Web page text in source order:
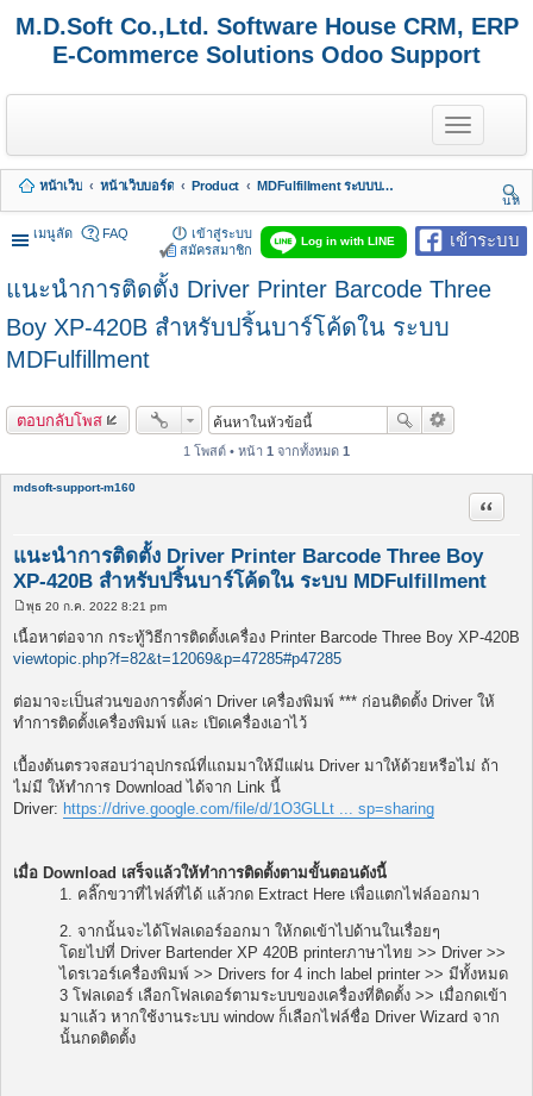
M.D.Soft Co.,Ltd. Software House CRM, ERP
E-Commerce Solutions Odoo Support
T
o
g
e
n
a
i
g
หน้าเว็บ หน้าเว็บบอร์ด Product
MDFulfillment ระบบบริการงานเก็บ แพค ส่ง
นห
า
เมนูลัด
เข้าระบบ
Log in with LINE
FAQ
เข้าสู่ระบบ
สมัครสมาชิก
แนะนำการติดตั้ง Driver Printer Barcode Three
Boy XP-420B สำหรับปริ้นบาร์โค้ดใน ระบบ
MDFulfillment
ตอบกลับโพส
1 โพสต์ • หน้า 1 จากทั้งหมด 1
mdsoft-support-m160
แนะนำการติดตั้ง Driver Printer Barcode Three Boy
XP-420B สำหรับปริ้นบาร์โค้ดใน ระบบ MDFulfillment
อ้างคำ
โ
พ
ส
ต์
พุธ 20 ก.ค. 2022 8:21 pm
เนื้อหาต่อจาก กระทู้วิธีการติดตั้งเครื่อง Printer Barcode Three Boy XP-420B
viewtopic.php?f=82&t=12069&p=47285#p47285
ต่อมาจะเป็นส่วนของการตั้งค่า Driver เครื่องพิมพ์ *** ก่อนติดตั้ง Driver ให้
ทำการติดตั้งเครื่องพิมพ์ และ เปิดเครื่องเอาไว้
เบื้องต้นตรวจสอบว่าอุปกรณ์ที่แถมมาให้มีแผ่น Driver มาให้ด้วยหรือไม่ ถ้า
ไม่มี ให้ทำการ Download ได้จาก Link นี้
Driver: https://drive.google.com/file/d/1O3GLLt ... sp=sharing
เมื่อ Download เสร็จแล้วให้ทำการติดตั้งตามขั้นตอนดังนี้
1. คลิ๊กขวาที่ไฟล์ที่ได้ แล้วกด Extract Here เพื่อแตกไฟล์ออกมา
2. จากนั้นจะได้โฟลเดอร์ออกมา ให้กดเข้าไปด้านในเรื่อยๆ
โดยไปที่ Driver Bartender XP 420B printerภาษาไทย >> Driver >>
ไดรเวอร์เครื่องพิมพ์ >> Drivers for 4 inch label printer >> มีทั้งหมด
3 โฟลเดอร์ เลือกโฟลเดอร์ตามระบบของเครื่องที่ติดตั้ง >> เมื่อกดเข้า
มาแล้ว หากใช้งานระบบ window ก็เลือกไฟล์ชื่อ Driver Wizard จาก
นั้นกดติดตั้ง